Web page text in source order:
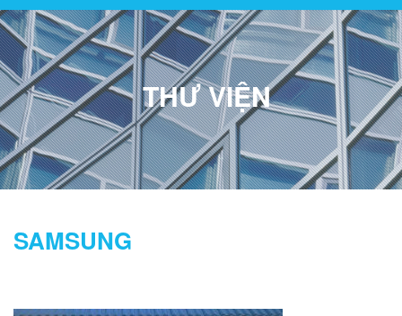
THƯ VIỆN
SAMSUNG